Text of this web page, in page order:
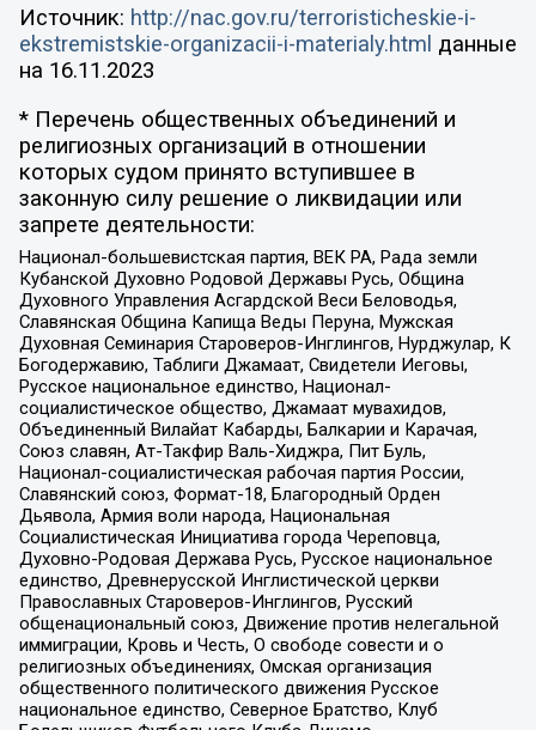
Источник: http://nac.gov.ru/terroristicheskie-i-
ekstremistskie-organizacii-i-materialy.html данные
на 16.11.2023
* Перечень общественных объединений и
религиозных организаций в отношении
которых судом принято вступившее в
законную силу решение о ликвидации или
запрете деятельности:
Национал-большевистская партия, ВЕК РА, Рада земли
Кубанской Духовно Родовой Державы Русь, Община
Духовного Управления Асгардской Веси Беловодья,
Славянская Община Капища Веды Перуна, Мужская
Духовная Семинария Староверов-Инглингов, Нурджулар, К
Богодержавию, Таблиги Джамаат, Свидетели Иеговы,
Русское национальное единство, Национал-
социалистическое общество, Джамаат мувахидов,
Объединенный Вилайат Кабарды, Балкарии и Карачая,
Союз славян, Ат-Такфир Валь-Хиджра, Пит Буль,
Национал-социалистическая рабочая партия России,
Славянский союз, Формат-18, Благородный Орден
Дьявола, Армия воли народа, Национальная
Социалистическая Инициатива города Череповца,
Духовно-Родовая Держава Русь, Русское национальное
единство, Древнерусской Инглистической церкви
Православных Староверов-Инглингов, Русский
общенациональный союз, Движение против нелегальной
иммиграции, Кровь и Честь, О свободе совести и о
религиозных объединениях, Омская организация
общественного политического движения Русское
национальное единство, Северное Братство, Клуб